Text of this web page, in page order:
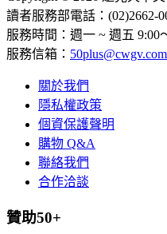
讀者服務部電話：(02)2662-
服務時間：週一 ~ 週五 9:00
服務信箱：
關於我們
隱私權政策
個資保護聲明
購物 Q&A
聯絡我們
合作洽談
贊助50+